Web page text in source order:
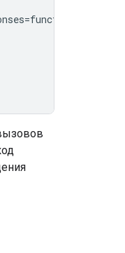
=function_responses